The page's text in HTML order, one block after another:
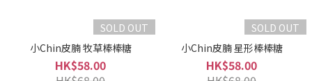
SOLD OUT
小Chin皮腩 牧草棒棒糖
HK$58.00
SOLD OUT
小Chin皮腩 星形棒棒糖
HK$58.00